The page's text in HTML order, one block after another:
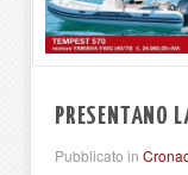
PRESENTANO
Pubblicato in